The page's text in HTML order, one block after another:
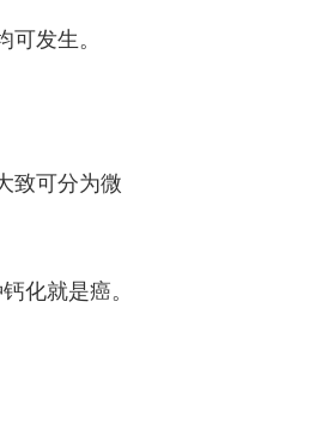
发生。
致可分为微
化就是癌。